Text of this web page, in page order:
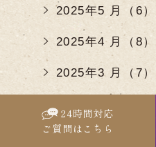
2025年5 月（6）
2025年4 月（8）
2025年3 月（7）
2025年1 月（2）
24時間対応
ご質問はこちら